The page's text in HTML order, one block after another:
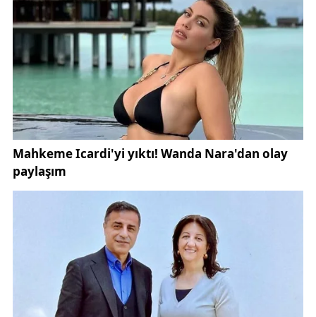
“2025 yılında hem iç hem dış şoklara rağmen
büyüme sürdü. Rezerv yeterliliğimiz IMF tanımına
göre 1,13 seviyesinde. Risk primimiz 700’den 260
seviyelerine düştü. Türkiye ekonomisi şoklara karşı
Vergide adaletin güçlendirileceğini vurgulayan
Şimşek, istisnaların azaltıldığını ve daha fazla vergi
adaleti için yeni düzenlemelerin yapılacağını açıkladı.
“Kayıt dışı zenginlerden daha fazla vergi alacağız.
2023 ve 2024’te beyannamelerde ve tahsil edilen
vergilerde yüzde 100’ün üzerinde artış sağladık.”
Yapay zekâ destekli denetim sistemlerinin
kullanıldığını belirten Şimşek, kayıt dışılıkla
mücadelenin kararlılıkla devam edeceğini söyledi.